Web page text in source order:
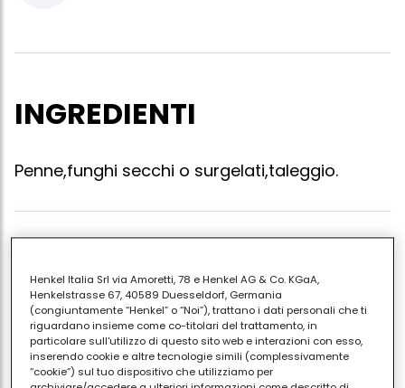
INGREDIENTI
Penne,funghi secchi o surgelati,taleggio.
un tegame con un filo d'olio aglio e prezzemolo.fateli
insaporire poi aggiungete il taleggio a pezzetti e
fatelo sciogliere.quando la pasta è cotta mettela nel
tegame con il condimento amalgamate e
servite.buon appetito
Henkel Italia Srl via Amoretti, 78 e Henkel AG & Co. KGaA,
Henkelstrasse 67, 40589 Duesseldorf, Germania
(congiuntamente “Henkel” o “Noi”), trattano i dati personali che ti
riguardano insieme come co-titolari del trattamento, in
particolare sull'utilizzo di questo sito web e interazioni con esso,
inserendo cookie e altre tecnologie simili (complessivamente
“cookie”) sul tuo dispositivo che utilizziamo per